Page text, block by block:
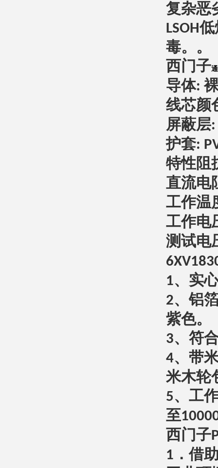
复杂恶
LSOH低
毒。。
西门子
导体:
线芯颜
屏蔽层
护套:
特性阻
直流电
工作温
工作电
测试电
1、实
2、铝
紫色。
3、符
4、带
米木轮
5、工
至
西门子
1 ．借